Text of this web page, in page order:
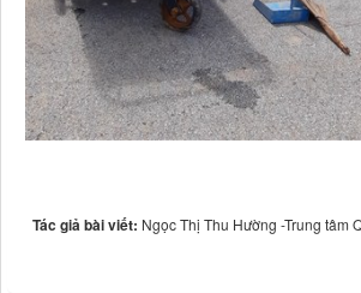
Tác giả bài viết: Ngọc Thị Thu Hường -Trung tâm